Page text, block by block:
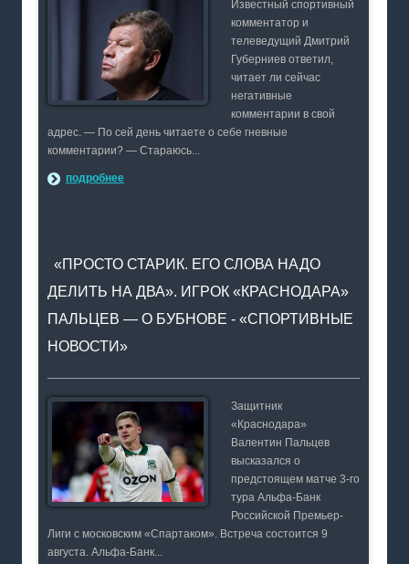
Известный спортивный
комментатор и
телеведущий Дмитрий
Губерниев ответил,
читает ли сейчас
негативные
комментарии в свой
адрес. — По сей день читаете о себе гневные
комментарии? — Стараюсь...
подробнее
«ПРОСТО СТАРИК. ЕГО СЛОВА НАДО
ДЕЛИТЬ НА ДВА». ИГРОК «КРАСНОДАРА»
ПАЛЬЦЕВ — О БУБНОВЕ - «СПОРТИВНЫЕ
НОВОСТИ»
Защитник
«Краснодара»
Валентин Пальцев
высказался о
предстоящем матче 3-го
тура Альфа-Банк
Российской Премьер-
Лиги с московским «Спартаком». Встреча состоится 9
августа. Альфа-Банк...